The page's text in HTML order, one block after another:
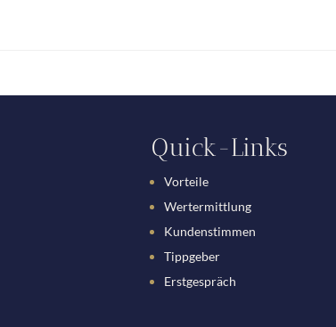
Quick-Links
Vorteile
Wertermittlung
Kundenstimmen
Tippgeber
Erstgespräch